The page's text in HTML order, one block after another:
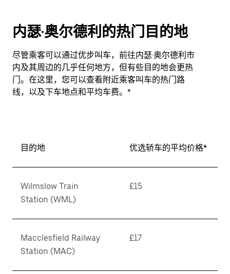
内瑟·奥尔德利的热门目的地
尽管乘客可以通过优步叫车，前往内瑟·奥尔德利市
内及其周边的几乎任何地方，但有些目的地会更热
门。在这里，您可以查看附近乘客叫车的热门路
线，以及下车地点和平均车费。*
目的地 优选轿车的平均价格*
Wilmslow Train
Station (WML)
£15
Macclesfield Railway
Station (MAC)
£17